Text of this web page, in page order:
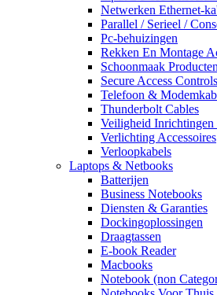
Netwerken Ethernet-
Parallel / Serieel /
Pc-behuizingen
Rekken En Montage
Schoonmaak Producten
Secure Access Controls
Telefoon &
Thunderbolt Cables
Veiligheid Inrichtingen
Verlichting Accessoires
Verloopkabels
Laptops & Netbooks
Batterijen
Business Notebooks
Diensten & Garanties
Dockingoplossingen
Draagtassen
E-book Reader
Macbooks
Notebook (non